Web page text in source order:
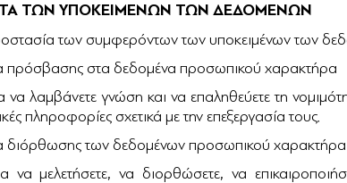
ΤΩΝ ΥΠΟΚΕΙΜΕΝΩΝ ΤΩΝ ΔΕΔΟΜΕΝΩΝ
των συμφερόντων των υποκειμένων των
πρόσβασης στα δεδομένα προσωπικού χαρακτήρα
να λαμβάνετε γνώση και να επαληθεύετε τη
πληροφορίες σχετικά με την επεξεργασία τους.
διόρθωσης των δεδομένων προσωπικού χαρακτήρα
να μελετήσετε, να διορθώσετε, να